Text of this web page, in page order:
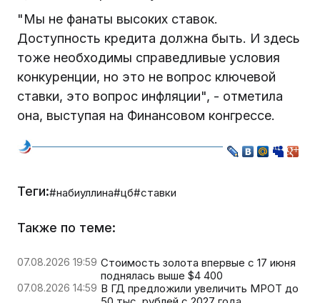
"Мы не фанаты высоких ставок.
Доступность кредита должна быть. И здесь
тоже необходимы справедливые условия
конкуренции, но это не вопрос ключевой
ставки, это вопрос инфляции", - отметила
она, выступая на Финансовом конгрессе.
Теги:#набиуллина#цб#ставки
Также по теме:
07.08.2026 19:59 Стоимость золота впервые с 17 июня
поднялась выше $4 400
07.08.2026 14:59 В ГД предложили увеличить МРОТ до